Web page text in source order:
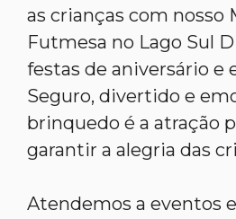
as crianças com nosso
Futmesa no Lago Sul
festas de aniversário e
Seguro, divertido e
brinquedo é a atração
garantir a alegria das
Atendemos a eventos